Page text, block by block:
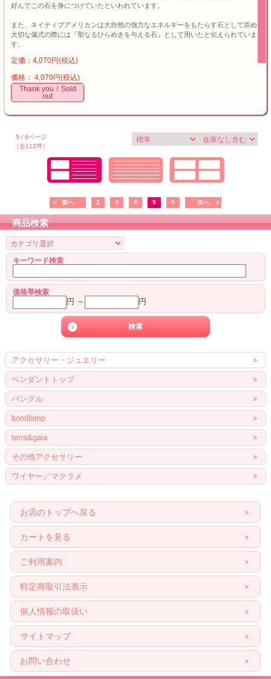
好んでこの石を身につけていたといわれています。
また、ネイティブアメリカンは大自然の強力なエネルギーをもたらす石として崇め
大切な儀式の際には『聖なるひらめきを与える石』として用いたと伝えられていま
す。
定価：4,070円(税込)
価格： 4,070円(税込)
Thank you！Sold
out
5 / 6ページ
（全112件）
前へ 2 3 4 5 6 次へ
商品検索
キーワード検索
価格帯検索
円 ～ 円
アクセサリー・ジュエリー
ペンダントトップ
バングル
bondlamp
terra&gaia
その他アクセサリー
ワイヤー／マクラメ
お店のトップへ戻る
カートを見る
ご利用案内
特定商取引法表示
個人情報の取扱い
サイトマップ
お問い合わせ